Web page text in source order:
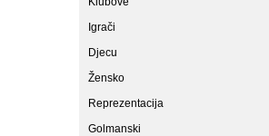
Igrači
Djecu
Žensko
Reprezentacija
Golmanski